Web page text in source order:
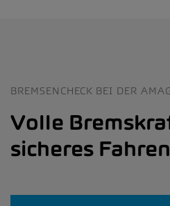
BREMSENCHECK BEI DER
Volle
sicheres Fahren